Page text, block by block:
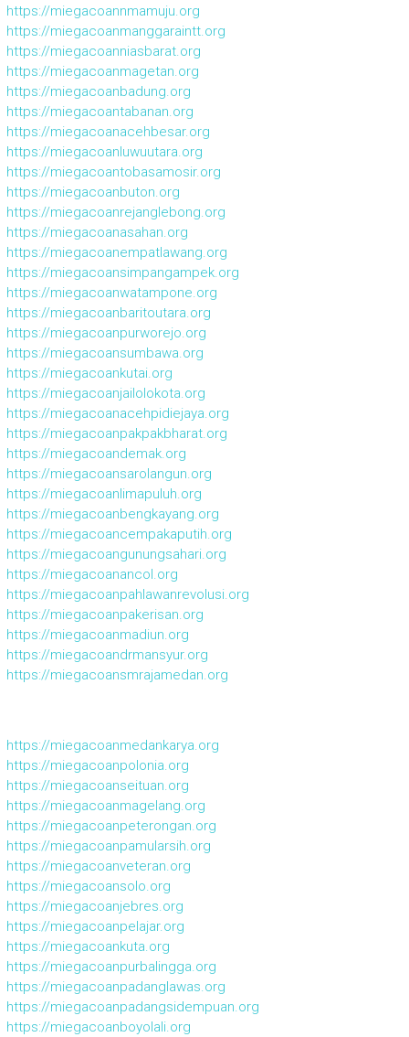
https://miegacoannmamuju.org
https://miegacoanmanggaraintt.org
https://miegacoanniasbarat.org
https://miegacoanmagetan.org
https://miegacoanbadung.org
https://miegacoantabanan.org
https://miegacoanacehbesar.org
https://miegacoanluwuutara.org
https://miegacoantobasamosir.org
https://miegacoanbuton.org
https://miegacoanrejanglebong.org
https://miegacoanasahan.org
https://miegacoanempatlawang.org
https://miegacoansimpangampek.org
https://miegacoanwatampone.org
https://miegacoanbaritoutara.org
https://miegacoanpurworejo.org
https://miegacoansumbawa.org
https://miegacoankutai.org
https://miegacoanjailolokota.org
https://miegacoanacehpidiejaya.org
https://miegacoanpakpakbharat.org
https://miegacoandemak.org
https://miegacoansarolangun.org
https://miegacoanlimapuluh.org
https://miegacoanbengkayang.org
https://miegacoancempakaputih.org
https://miegacoangunungsahari.org
https://miegacoanancol.org
https://miegacoanpahlawanrevolusi.org
https://miegacoanpakerisan.org
https://miegacoanmadiun.org
https://miegacoandrmansyur.org
https://miegacoansmrajamedan.org
https://miegacoanmedankarya.org
https://miegacoanpolonia.org
https://miegacoanseituan.org
https://miegacoanmagelang.org
https://miegacoanpeterongan.org
https://miegacoanpamularsih.org
https://miegacoanveteran.org
https://miegacoansolo.org
https://miegacoanjebres.org
https://miegacoanpelajar.org
https://miegacoankuta.org
https://miegacoanpurbalingga.org
https://miegacoanpadanglawas.org
https://miegacoanpadangsidempuan.org
https://miegacoanboyolali.org